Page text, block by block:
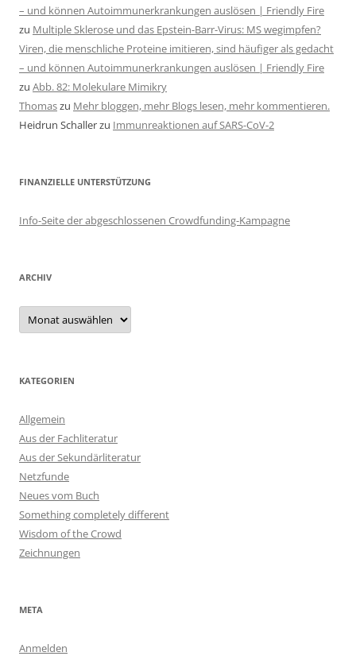
– und können Autoimmunerkrankungen auslösen | Friendly Fire
zu Multiple Sklerose und das Epstein-Barr-Virus: MS wegimpfen?
Viren, die menschliche Proteine imitieren, sind häufiger als gedacht
– und können Autoimmunerkrankungen auslösen | Friendly Fire
zu Abb. 82: Molekulare Mimikry
Thomaszu Mehr bloggen, mehr Blogs lesen, mehr kommentieren.
Heidrun Schallerzu Immunreaktionen auf SARS-CoV-2
FINANZIELLE UNTERSTÜTZUNG
Info-Seite der abgeschlossenen Crowdfunding-Kampagne
ARCHIV
Archiv
KATEGORIEN
Allgemein
Aus der Fachliteratur
Aus der Sekundärliteratur
Netzfunde
Neues vom Buch
Something completely different
Wisdom of the Crowd
Zeichnungen
META
Anmelden